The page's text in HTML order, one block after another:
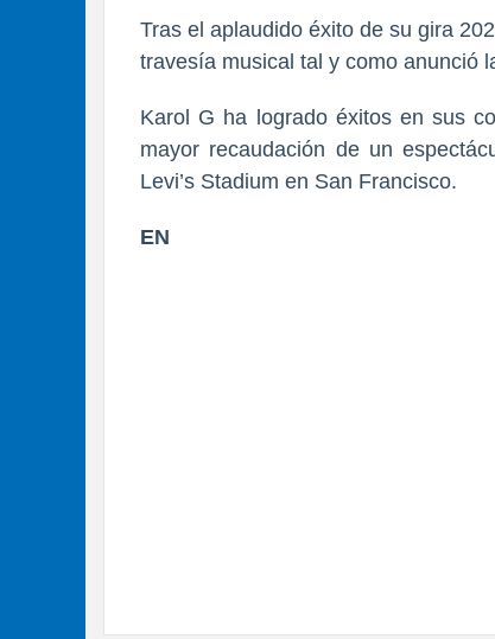
Tras el aplaudido éxito de su gira
travesía musical tal y como anunció
Karol G ha logrado éxitos en sus
mayor recaudación de un
Levi’s Stadium en San Francisco.
EN